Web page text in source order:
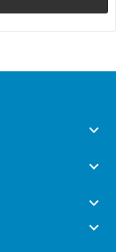



